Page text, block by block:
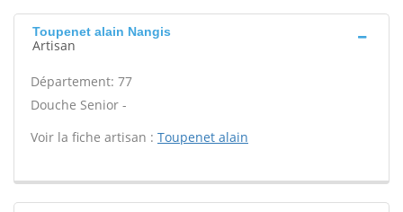
Toupenet alain Nangis
Artisan
Département: 77
Douche Senior -
Voir la fiche artisan : Toupenet alain